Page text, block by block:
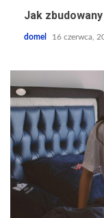
Jak
domel 16 czerwca,